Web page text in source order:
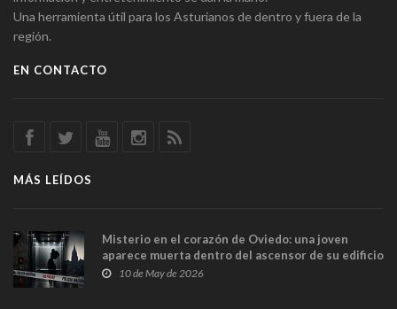
Una herramienta útil para los Asturianos de dentro y fuera de la
región.
EN CONTACTO
MÁS LEÍDOS
Misterio en el corazón de Oviedo: una joven
aparece muerta dentro del ascensor de su edificio
y las cámaras captan sus últimos minutos
10 de May de 2026